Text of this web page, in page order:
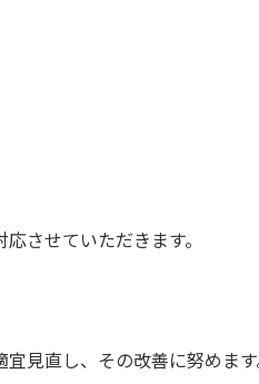
させていただきます。
見直し、その改善に努めます